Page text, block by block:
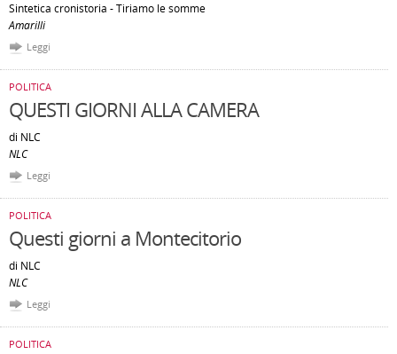
Sintetica cronistoria - Tiriamo le somme
Amarilli
Leggi
POLITICA
QUESTI GIORNI ALLA CAMERA
di NLC
NLC
Leggi
POLITICA
Questi giorni a Montecitorio
di NLC
NLC
Leggi
POLITICA